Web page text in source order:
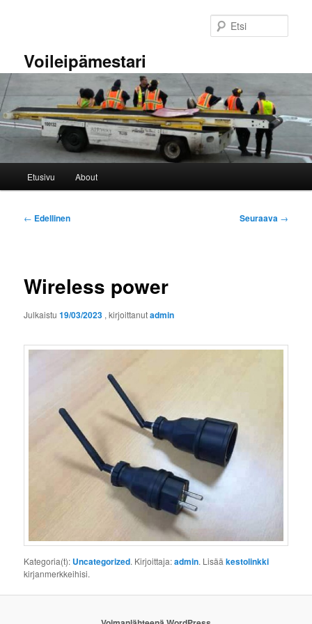
Voileipämestari
Etusivu About
Artikkelien
← Edellinen Seuraava →
Wireless power
Julkaistu19/03/2023 , kirjoittanutadmin
Kategoria(t): Uncategorized. Kirjoittaja:admin. Lisääkestolinkki
kirjanmerkkeihisi.